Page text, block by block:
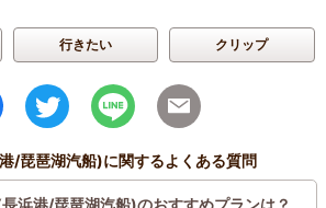
行きたい クリップ
/琵琶湖汽船)に関するよくある質問